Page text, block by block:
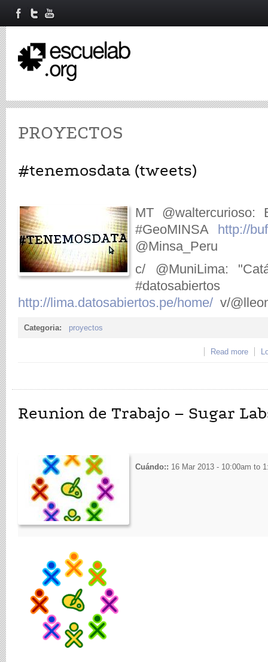
PROYECTOS
#tenemosdata (tweets)
MT @waltercurioso:
#GeoMINSA http://
@Minsa_Peru
c/ @MuniLima:
http://lima.datosabiertos.pe/home/ v/
Categoria: proyectos
Read more
Reunion de Trabajo – Sugar
Cuándo:: 16 Mar 2013 - 10:00am to